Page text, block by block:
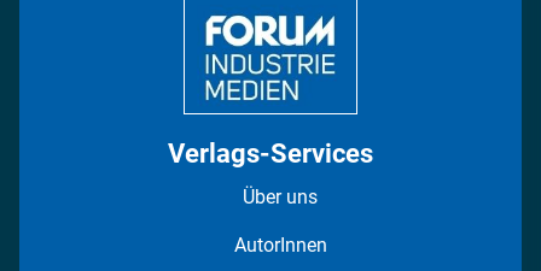
Verlags-Services
Über uns
AutorInnen